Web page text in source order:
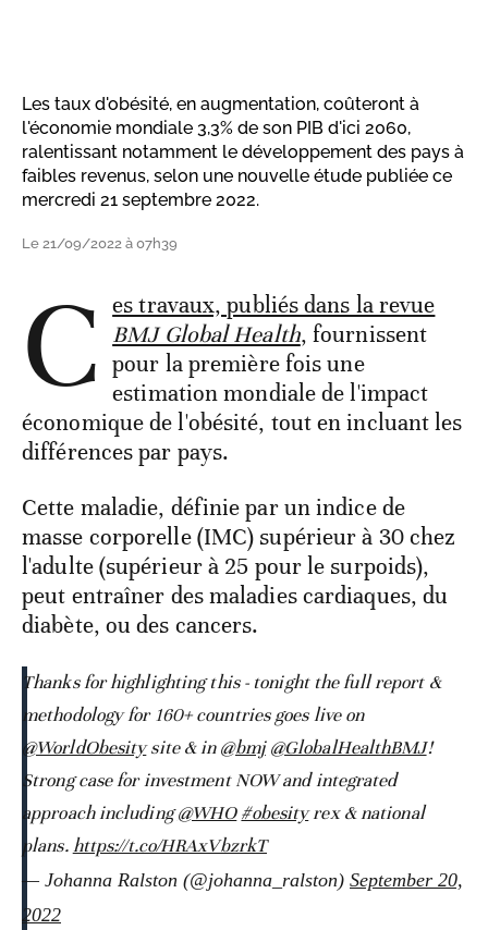
Les taux d'obésité, en augmentation, coûteront à
l'économie mondiale 3,3% de son PIB d'ici 2060,
ralentissant notamment le développement des pays à
faibles revenus, selon une nouvelle étude publiée ce
mercredi 21 septembre 2022.
Le 21/09/2022 à 07h39
C es travaux, publiés dans la revue
BMJ Global Health, fournissent
pour la première fois une
estimation mondiale de l'impact
économique de l'obésité, tout en incluant les
différences par pays.
Cette maladie, définie par un indice de
masse corporelle (IMC) supérieur à 30 chez
l'adulte (supérieur à 25 pour le surpoids),
peut entraîner des maladies cardiaques, du
diabète, ou des cancers.
Thanks for highlighting this - tonight the full report &
methodology for 160+ countries goes live on
@WorldObesitysite & in@bmj @GlobalHealthBMJ!
Strong case for investment NOW and integrated
approach including@WHO #obesityrex & national
plans.https://t.co/HRAxVbzrkT
— Johanna Ralston (@johanna_ralston) September 20,
2022